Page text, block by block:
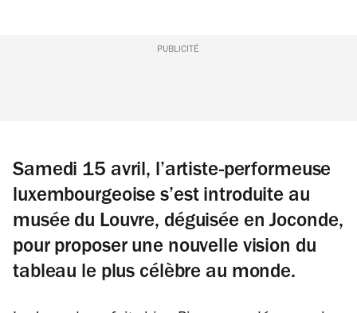
PUBLICITÉ
Samedi 15 avril, l’artiste-performeuse
luxembourgeoise s’est introduite au
musée du Louvre, déguisée en Joconde,
pour proposer une nouvelle vision du
tableau le plus célèbre au monde.